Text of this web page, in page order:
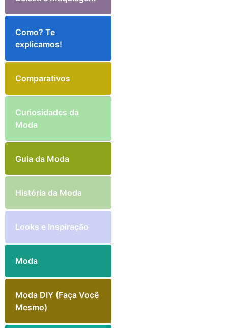
Como? Te
explicamos!
Comparativos
Curiosidades da
Moda
Guia da Moda
História da Moda
Looks e Inspiração
Moda
Moda DIY (Faça Você
Mesmo)